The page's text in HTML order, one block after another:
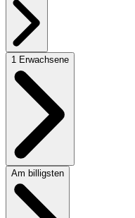
1 Erwachsene
Am billigsten